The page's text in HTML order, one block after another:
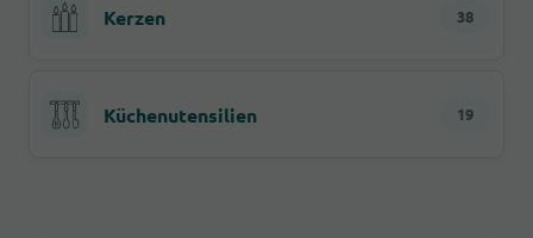
Kerzen 38
Küchenutensilien 19